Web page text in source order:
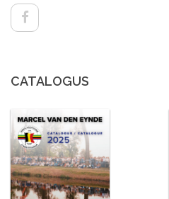
CATALOGUS